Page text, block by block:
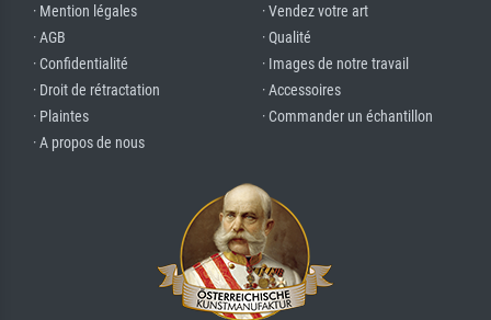
· Mention légales
· AGB
· Confidentialité
· Droit de rétractation
· Plaintes
· A propos de nous
· Vendez votre art
· Qualité
· Images de notre travail
· Accessoires
· Commander un échantillon